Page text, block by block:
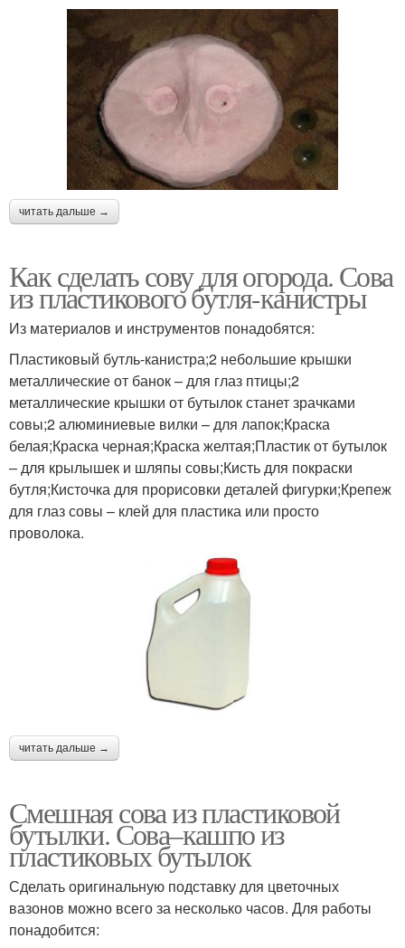
читать дальше →
Как сделать сову для огорода. Сова
из пластикового бутля-канистры
Из материалов и инструментов понадобятся:
Пластиковый бутль-канистра;2 небольшие крышки
металлические от банок – для глаз птицы;2
металлические крышки от бутылок станет зрачками
совы;2 алюминиевые вилки – для лапок;Краска
белая;Краска черная;Краска желтая;Пластик от бутылок
– для крылышек и шляпы совы;Кисть для покраски
бутля;Кисточка для прорисовки деталей фигурки;Крепеж
для глаз совы – клей для пластика или просто
проволока.
читать дальше →
Смешная сова из пластиковой
бутылки. Сова–кашпо из
пластиковых бутылок
Сделать оригинальную подставку для цветочных
вазонов можно всего за несколько часов. Для работы
понадобится: